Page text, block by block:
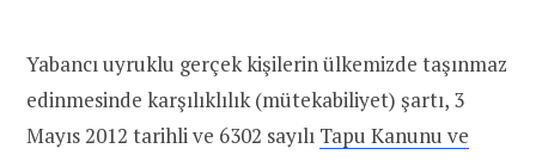
Yabancı uyruklu gerçek kişilerin ülkemizde taşınmaz
edinmesinde karşılıklılık (mütekabiliyet) şartı, 3
Mayıs 2012 tarihli ve 6302 sayılı Tapu Kanunu ve